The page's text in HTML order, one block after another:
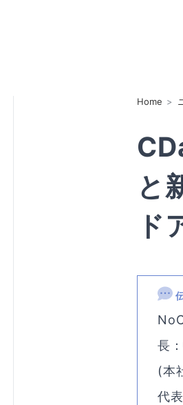
Home
と
ド
長
(本
代